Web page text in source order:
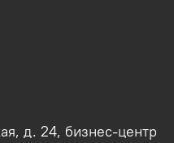
д. 24, бизнес-центр